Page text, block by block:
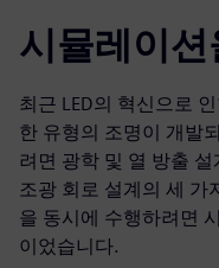
시뮬레이
최근 LED의 혁신으로
한 유형의 조명이 개발
려면 광학 및 열 방출
조광 회로 설계의 세 가
을 동시에 수행하려면
이었습니다.